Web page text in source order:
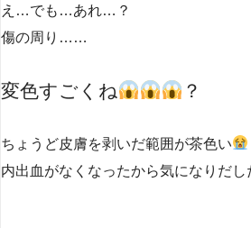
え…でも…あれ…？
傷の周り……
変色すごくね ？
ちょうど皮膚を剥いだ範囲が茶色い
内出血がなくなったから気になりだ